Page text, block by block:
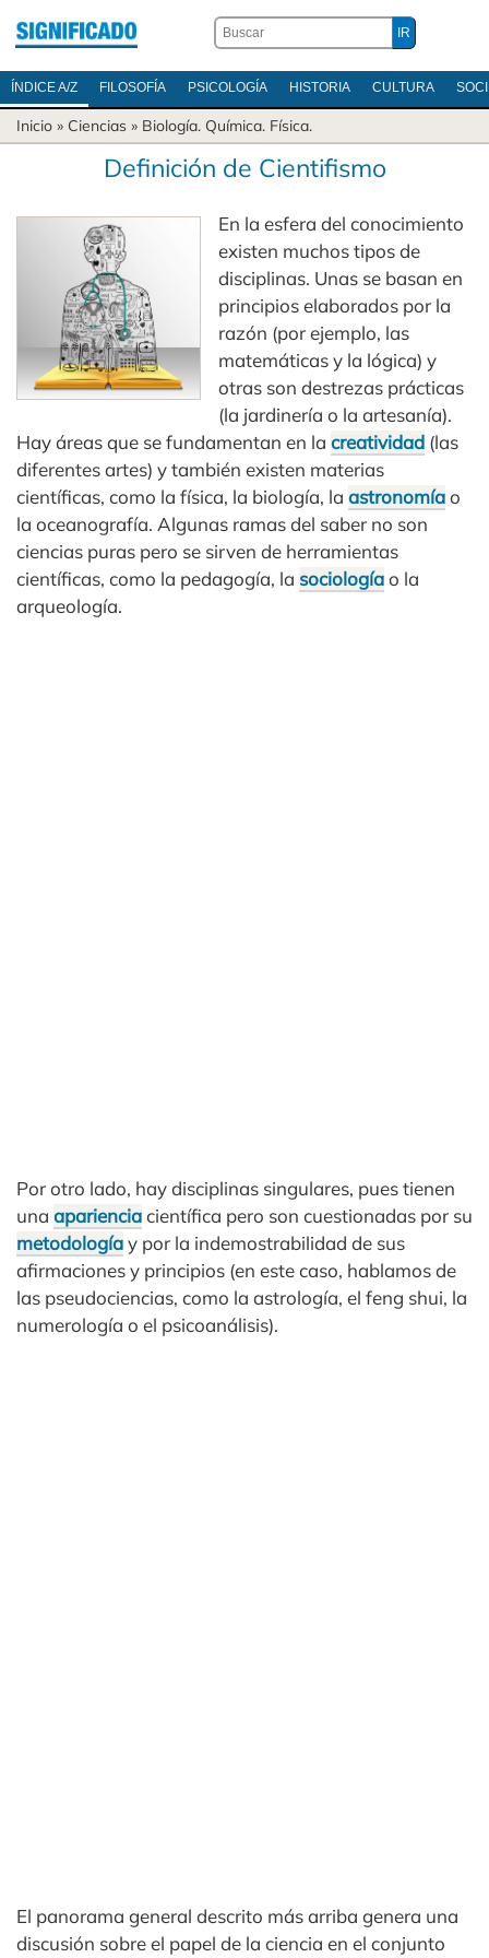
ÍNDICE A/Z FILOSOFÍA PSICOLOGÍA HISTORIA CULTURA
Inicio » Ciencias » Biología. Química. Física.
Definición de Cientifismo
En la esfera del conocimiento
existen muchos tipos de
disciplinas. Unas se basan en
principios elaborados por la
razón (por ejemplo, las
matemáticas y la lógica) y
otras son destrezas prácticas
(la jardinería o la artesanía).
Hay áreas que se fundamentan en la creatividad (las
diferentes artes) y también existen materias
científicas, como la física, la biología, la astronomíao
la oceanografía. Algunas ramas del saber no son
ciencias puras pero se sirven de herramientas
científicas, como la pedagogía, la sociologíao la
arqueología.
Por otro lado, hay disciplinas singulares, pues tienen
una aparienciacientífica pero son cuestionadas por su
metodologíay por la indemostrabilidad de sus
afirmaciones y principios (en este caso, hablamos de
las pseudociencias, como la astrología, el feng shui, la
numerología o el psicoanálisis).
El panorama general descrito más arriba genera una
discusión sobre el papel de la ciencia en el conjunto